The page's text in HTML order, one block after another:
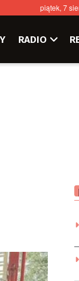
piątek, 7
RADIO